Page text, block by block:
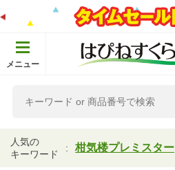
メニュー
人気の
キーワード
柑気楼プレミスター